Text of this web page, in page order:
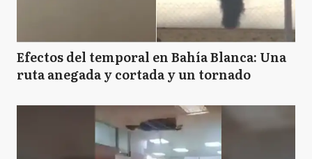
Efectos del temporal en Bahía Blanca: Una
ruta anegada y cortada y un tornado